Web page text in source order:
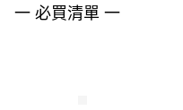
一 必買清單 一